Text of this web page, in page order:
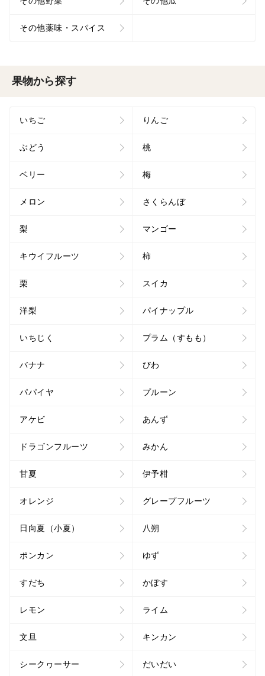
その他薬味・スパイス
果物から探す
いちご りんご
ぶどう 桃
ベリー 梅
メロン さくらんぼ
梨 マンゴー
キウイフルーツ 柿
栗 スイカ
洋梨 パイナップル
いちじく プラム（すもも）
バナナ びわ
パパイヤ プルーン
アケビ あんず
ドラゴンフルーツ みかん
甘夏 伊予柑
オレンジ グレープフルーツ
日向夏（小夏） 八朔
ポンカン ゆず
すだち かぼす
レモン ライム
文旦 キンカン
シークヮーサー だいだい